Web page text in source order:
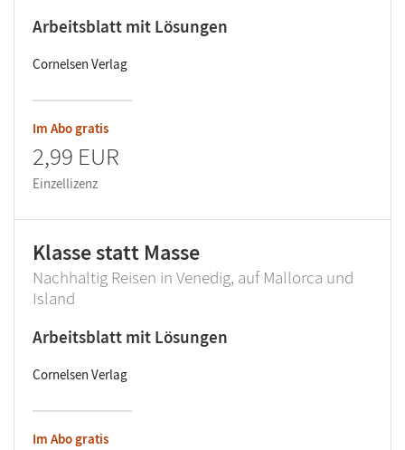
Arbeitsblatt mit Lösungen
Cornelsen Verlag
Im Abo gratis
2,99 EUR
Einzellizenz
Klasse statt Masse
Nachhaltig Reisen in Venedig, auf Mallorca und
Island
Arbeitsblatt mit Lösungen
Cornelsen Verlag
Im Abo gratis